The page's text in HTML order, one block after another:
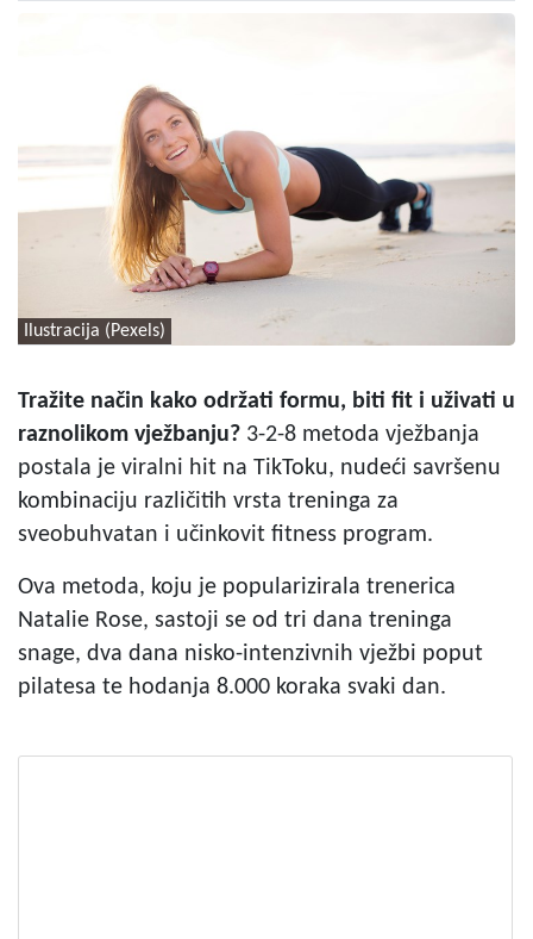
Ilustracija (Pexels)
Tražite način kako održati formu, biti fit i uživati u
raznolikom vježbanju? 3-2-8 metoda vježbanja
postala je viralni hit na TikToku, nudeći savršenu
kombinaciju različitih vrsta treninga za
sveobuhvatan i učinkovit fitness program.
Ova metoda, koju je popularizirala trenerica
Natalie Rose, sastoji se od tri dana treninga
snage, dva dana nisko-intenzivnih vježbi poput
pilatesa te hodanja 8.000 koraka svaki dan.